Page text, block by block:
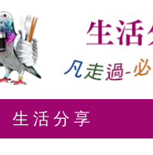
生 活 分 享